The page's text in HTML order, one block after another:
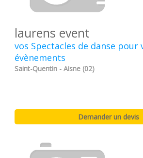
laurens event
vos Spectacles de danse pour
évènements
Saint-Quentin - Aisne (02)